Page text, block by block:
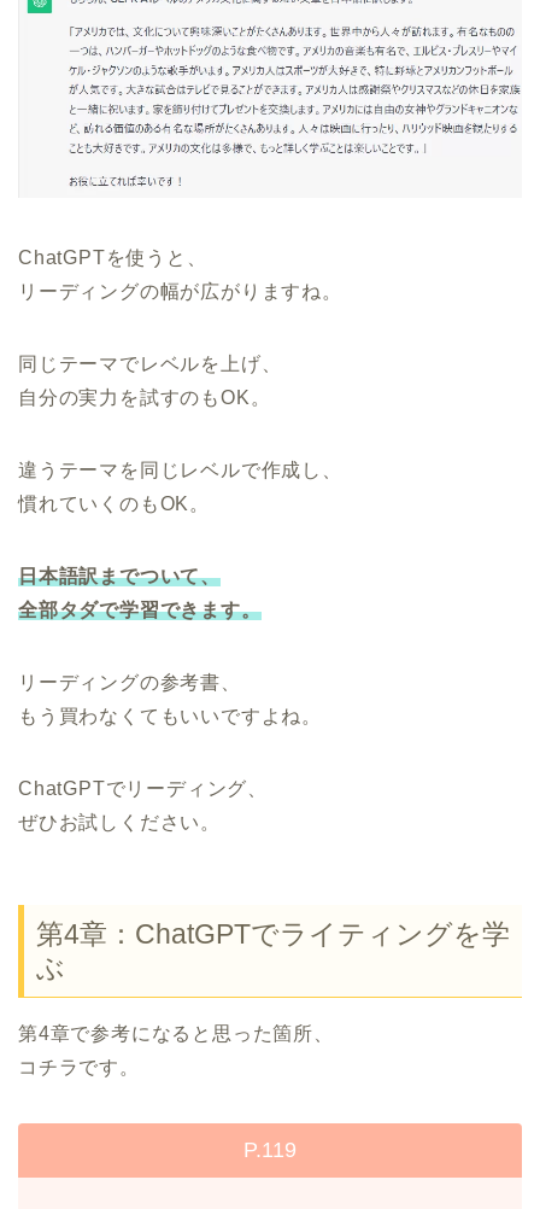
ChatGPTを使うと、
リーディングの幅が広がりますね。
同じテーマでレベルを上げ、
自分の実力を試すのもOK。
違うテーマを同じレベルで作成し、
慣れていくのもOK。
日本語訳までついて、
全部タダで学習できます。
リーディングの参考書、
もう買わなくてもいいですよね。
ChatGPTでリーディング、
ぜひお試しください。
第4章：ChatGPTでライティングを学
ぶ
第4章で参考になると思った箇所、
コチラです。
P.119